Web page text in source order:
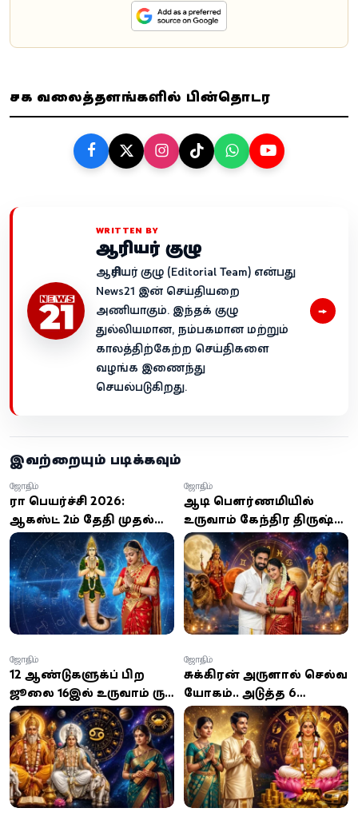
சமூக வலைத்தளங்களில் பின்தொடர
WRITTEN BY
ஆசிரியர் குழு
ஆசிரியர் குழு (Editorial Team) என்பது
News21 இன் செய்தியறை
அணியாகும். இந்தக் குழு
துல்லியமான, நம்பகமான மற்றும்
காலத்திற்கேற்ற செய்திகளை
வழங்க இணைந்து
செயல்படுகிறது.
→
இவற்றையும் படிக்கவும்
ராகு பெயர்ச்சி 2026:
ஆகஸ்ட் 2ம் தேதி முதல்
அதிர்ஷ்டம் அடிக்கும் 3
ராசிகள்!
உங்களுடையதா?
ஜோதிடம்
ஆடி பௌர்ணமியில்
உருவாகும் கேந்திர திருஷ்டி
யோகம்: இந்த 4
ராசிக்காரர்களுக்கு
செல்வமும்
முன்னேற்றமும் தேடி
வருமாம்!
ஜோதிடம்
12 ஆண்டுகளுக்குப் பிறகு
ஜூலை 16இல் உருவாகும் குரு
ஆதித்ய ராஜயோகம்: 6
ராசிக்காரர்களுக்கு பணம்,
வெற்றி குவியுமாம்!
ஜோதிடம்
சுக்கிரன் அருளால் செல்வ
யோகம்.. அடுத்த 6
மாதங்களில் அதிர்ஷ்டம்
குவியும் 5 ராசிகள் யார்?
ஜோதிடம்